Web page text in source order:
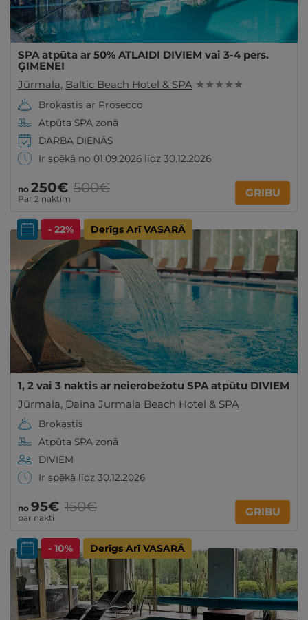
SPA atpūta ar 50% ATLAIDI DIVIEM vai 3-4 pers.
ĢIMENEI
Jūrmala, Baltic Beach Hotel & SPA ★ ★ ★ ★ ★
Brokastis ar Prosecco
Atpūta SPA zonā
DARBA DIENĀS
Ir spēkā no 01.09.2026 līdz 30.12.2026
no 250€
Par 2 naktīm
500€ GRIBU
- 22% Derīgs Arī VASARĀ
1, 2 vai 3 naktis ar neierobežotu SPA atpūtu DIVIEM
Jūrmala, Daina Jurmala Beach Hotel & SPA
Brokastis
Atpūta SPA zonā
DIVIEM
Ir spēkā līdz 30.12.2026
no 95€
par nakti
150€ GRIBU
- 10% Derīgs Arī VASARĀ